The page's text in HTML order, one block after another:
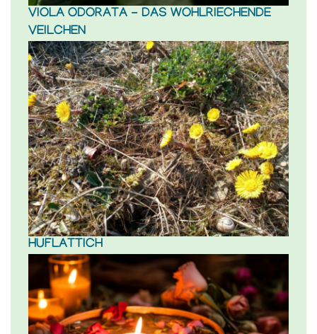
VIOLA ODORATA - DAS WOHLRIECHENDE
VEILCHEN
HUFLATTICH